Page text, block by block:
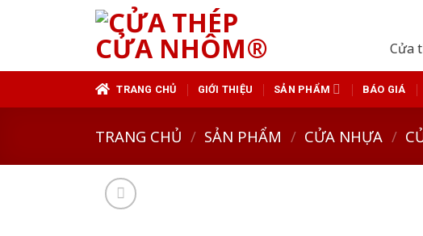
Cửa
TRANG CHỦ GIỚI THIỆU SẢN PHẨM BÁO GIÁ
TRANG CHỦ / SẢN PHẨM / CỬA NHỰA /